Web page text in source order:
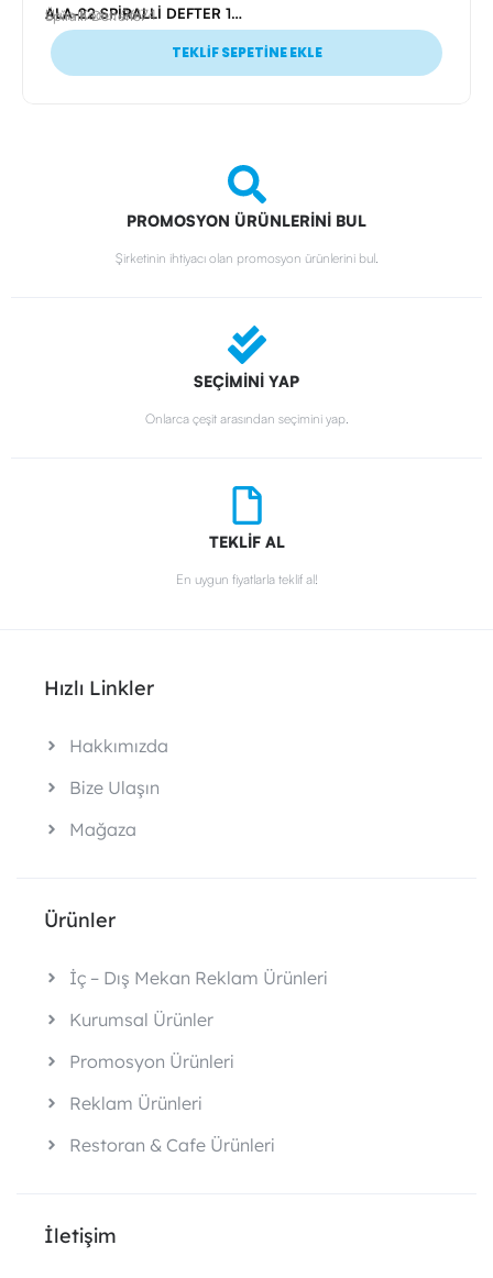
ALA-22 SPİRALLİ DEFTER 17X24 CM
Ürün Kodu: 26174
Spiralli Defterler
TEKLİF SEPETİNE EKLE
PROMOSYON ÜRÜNLERİNİ BUL
Şirketinin ihtiyacı olan promosyon ürünlerini bul.
SEÇİMİNİ YAP
Onlarca çeşit arasından seçimini yap.
TEKLİF AL
En uygun fiyatlarla teklif al!
Hızlı Linkler
Hakkımızda
Bize Ulaşın
Mağaza
Ürünler
İç – Dış Mekan Reklam Ürünleri
Kurumsal Ürünler
Promosyon Ürünleri
Reklam Ürünleri
Restoran & Cafe Ürünleri
İletişim